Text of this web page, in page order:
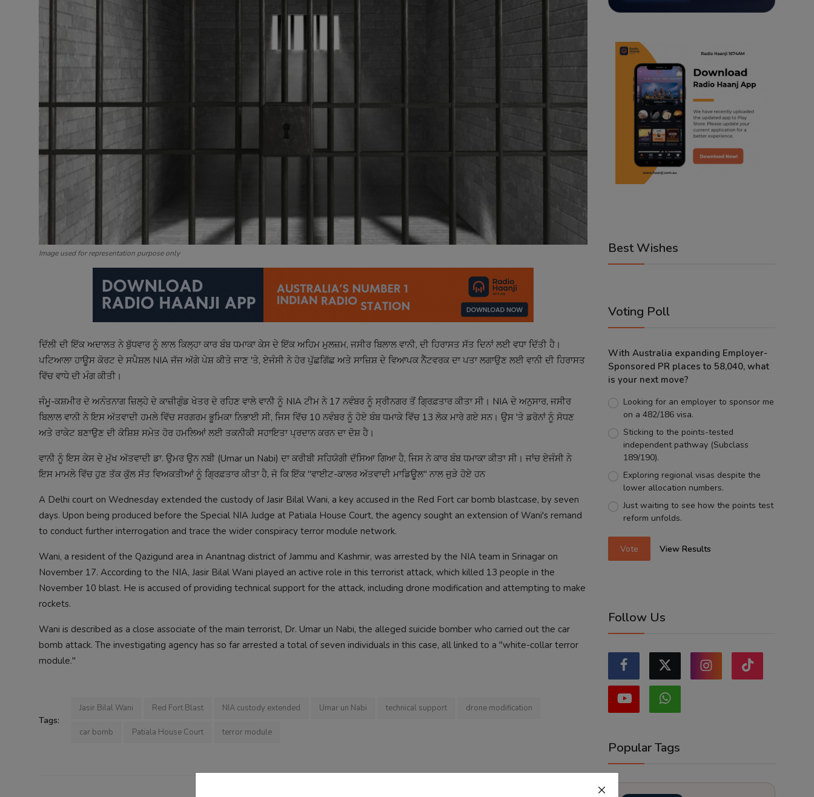
Image used for representation purpose only
ਦਿੱਲੀ ਦੀ ਇੱਕ ਅਦਾਲਤ ਨੇ ਬੁੱਧਵਾਰ ਨੂੰ ਲਾਲ ਕਿਲ੍ਹਾ ਕਾਰ ਬੰਬ ਧਮਾਕਾ ਕੇਸ ਦੇ ਇੱਕ ਅਹਿਮ ਮੁਲਜ਼ਮ, ਜਸੀਰ ਬਿਲਾਲ ਵਾਨੀ, ਦੀ ਹਿਰਾਸਤ ਸੱਤ ਦਿਨਾਂ ਲਈ ਵਧਾ ਦਿੱਤੀ ਹੈ।
ਪਟਿਆਲਾ ਹਾਊਸ ਕੋਰਟ ਦੇ ਸਪੈਸ਼ਲ NIA ਜੱਜ ਅੱਗੇ ਪੇਸ਼ ਕੀਤੇ ਜਾਣ 'ਤੇ, ਏਜੰਸੀ ਨੇ ਹੋਰ ਪੁੱਛਗਿੱਛ ਅਤੇ ਸਾਜ਼ਿਸ਼ ਦੇ ਵਿਆਪਕ ਨੈੱਟਵਰਕ ਦਾ ਪਤਾ ਲਗਾਉਣ ਲਈ ਵਾਨੀ ਦੀ ਹਿਰਾਸਤ
ਵਿੱਚ ਵਾਧੇ ਦੀ ਮੰਗ ਕੀਤੀ।
ਜੰਮੂ-ਕਸ਼ਮੀਰ ਦੇ ਅਨੰਤਨਾਗ ਜ਼ਿਲ੍ਹੇ ਦੇ ਕਾਜ਼ੀਗੁੰਡ ਖੇਤਰ ਦੇ ਰਹਿਣ ਵਾਲੇ ਵਾਨੀ ਨੂੰ NIA ਟੀਮ ਨੇ 17 ਨਵੰਬਰ ਨੂੰ ਸ੍ਰੀਨਗਰ ਤੋਂ ਗ੍ਰਿਫ਼ਤਾਰ ਕੀਤਾ ਸੀ। NIA ਦੇ ਅਨੁਸਾਰ, ਜਸੀਰ
ਬਿਲਾਲ ਵਾਨੀ ਨੇ ਇਸ ਅੱਤਵਾਦੀ ਹਮਲੇ ਵਿੱਚ ਸਰਗਰਮ ਭੂਮਿਕਾ ਨਿਭਾਈ ਸੀ, ਜਿਸ ਵਿੱਚ 10 ਨਵੰਬਰ ਨੂੰ ਹੋਏ ਬੰਬ ਧਮਾਕੇ ਵਿੱਚ 13 ਲੋਕ ਮਾਰੇ ਗਏ ਸਨ। ਉਸ 'ਤੇ ਡਰੋਨਾਂ ਨੂੰ ਸੋਧਣ
ਅਤੇ ਰਾਕੇਟ ਬਣਾਉਣ ਦੀ ਕੋਸ਼ਿਸ਼ ਸਮੇਤ ਹੋਰ ਹਮਲਿਆਂ ਲਈ ਤਕਨੀਕੀ ਸਹਾਇਤਾ ਪ੍ਰਦਾਨ ਕਰਨ ਦਾ ਦੋਸ਼ ਹੈ।
ਵਾਨੀ ਨੂੰ ਇਸ ਕੇਸ ਦੇ ਮੁੱਖ ਅੱਤਵਾਦੀ ਡਾ. ਉਮਰ ਉਨ ਨਬੀ (Umar un Nabi) ਦਾ ਕਰੀਬੀ ਸਹਿਯੋਗੀ ਦੱਸਿਆ ਗਿਆ ਹੈ, ਜਿਸ ਨੇ ਕਾਰ ਬੰਬ ਧਮਾਕਾ ਕੀਤਾ ਸੀ। ਜਾਂਚ ਏਜੰਸੀ ਨੇ
ਇਸ ਮਾਮਲੇ ਵਿੱਚ ਹੁਣ ਤੱਕ ਕੁੱਲ ਸੱਤ ਵਿਅਕਤੀਆਂ ਨੂੰ ਗ੍ਰਿਫ਼ਤਾਰ ਕੀਤਾ ਹੈ, ਜੋ ਕਿ ਇੱਕ "ਵਾਈਟ-ਕਾਲਰ ਅੱਤਵਾਦੀ ਮਾਡਿਊਲ" ਨਾਲ ਜੁੜੇ ਹੋਏ ਹਨ
A Delhi court on Wednesday extended the custody of Jasir Bilal Wani, a key accused in the Red Fort car bomb blastcase, by seven
days. Upon being produced before the Special NIA Judge at Patiala House Court, the agency sought an extension of Wani's remand
to conduct further interrogation and trace the wider conspiracy terror module network.
Wani, a resident of the Qazigund area in Anantnag district of Jammu and Kashmir, was arrested by the NIA team in Srinagar on
November 17. According to the NIA, Jasir Bilal Wani played an active role in this terrorist attack, which killed 13 people in the
November 10 blast. He is accused of providing technical support for the attack, including drone modification and attempting to make
rockets.
Wani is described as a close associate of the main terrorist, Dr. Umar un Nabi, the alleged suicide bomber who carried out the car
bomb attack. The investigating agency has so far arrested a total of seven individuals in this case, all linked to a "white-collar terror
module."
Tags:
Jasir Bilal Wani Red Fort Blast NIA custody extended Umar un Nabi technical support drone modification
car bomb Patiala House Court terror module
Best Wishes
Voting Poll
With Australia expanding Employer-
Sponsored PR places to 58,040, what
is your next move?
Looking for an employer to sponsor me
on a 482/186 visa.
Sticking to the points-tested
independent pathway (Subclass
189/190).
Exploring regional visas despite the
lower allocation numbers.
Just waiting to see how the points test
reform unfolds.
Vote View Results
Follow Us
Popular Tags